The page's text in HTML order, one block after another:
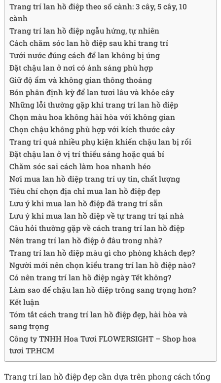
Trang trí lan hồ điệp theo số cành: 3 cây, 5 cây, 10
cành
Trang trí lan hồ điệp ngẫu hứng, tự nhiên
Cách chăm sóc lan hồ điệp sau khi trang trí
Tưới nước đúng cách để lan không bị úng
Đặt chậu lan ở nơi có ánh sáng phù hợp
Giữ độ ẩm và không gian thông thoáng
Bón phân định kỳ để lan tươi lâu và khỏe cây
Những lỗi thường gặp khi trang trí lan hồ điệp
Chọn màu hoa không hài hòa với không gian
Chọn chậu không phù hợp với kích thước cây
Trang trí quá nhiều phụ kiện khiến chậu lan bị rối
Đặt chậu lan ở vị trí thiếu sáng hoặc quá bí
Chăm sóc sai cách làm hoa nhanh héo
Nơi mua lan hồ điệp trang trí uy tín, chất lượng
Tiêu chí chọn địa chỉ mua lan hồ điệp đẹp
Lưu ý khi mua lan hồ điệp đã trang trí sẵn
Lưu ý khi mua lan hồ điệp về tự trang trí tại nhà
Câu hỏi thường gặp về cách trang trí lan hồ điệp
Nên trang trí lan hồ điệp ở đâu trong nhà?
Trang trí lan hồ điệp màu gì cho phòng khách đẹp?
Người mới nên chọn kiểu trang trí lan hồ điệp nào?
Có nên trang trí lan hồ điệp ngày Tết không?
Làm sao để chậu lan hồ điệp trông sang trọng hơn?
Kết luận
Tóm tắt cách trang trí lan hồ điệp đẹp, hài hòa và
sang trọng
Công ty TNHH Hoa Tươi FLOWERSIGHT – Shop hoa
tươi TP.HCM
Trang trí lan hồ điệp đẹp cần dựa trên phong cách tổng